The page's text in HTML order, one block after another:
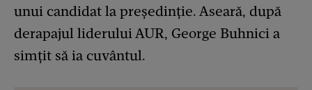
unui candidat la președinție. Aseară, după
derapajul liderului AUR, George Buhnici a
simțit să ia cuvântul.